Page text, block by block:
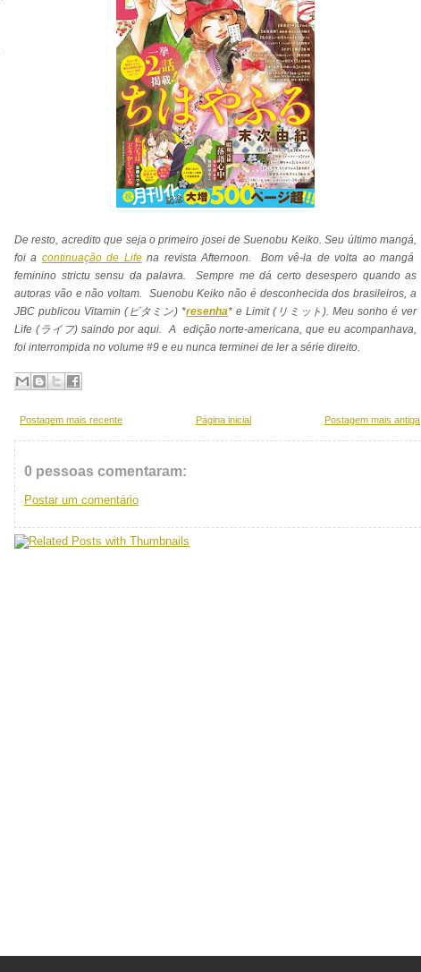
De resto, acredito que seja o primeiro josei de Suenobu Keiko. Seu último mangá,
foi a continuação de Lifena revista Afternoon. Bom vê-la de volta ao mangá
feminino strictu sensu da palavra. Sempre me dá certo desespero quando as
autoras vão e não voltam. Suenobu Keiko não é desconhecida dos brasileiros, a
JBC publicou Vitamin (ビタミン) *resenha* e Limit (リミット). Meu sonho é ver
Life (ライフ) saindo por aqui. A edição norte-americana, que eu acompanhava,
foi interrompida no volume #9 e eu nunca terminei de ler a série direito.
Postagem mais recente Postagem mais antiga
Página inicial
0 pessoas comentaram:
Postar um comentário